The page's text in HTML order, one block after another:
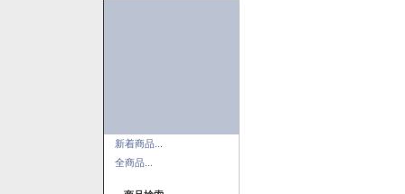
新着商品...
全商品...